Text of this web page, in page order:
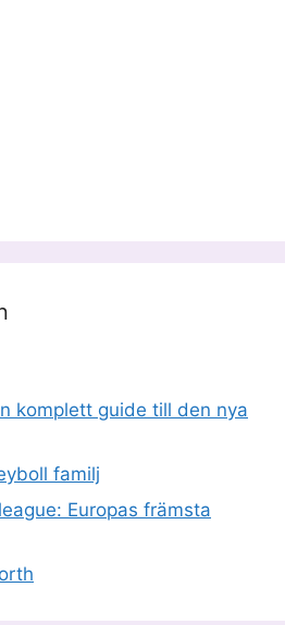
komplett guide till den nya
familj
Europas främsta